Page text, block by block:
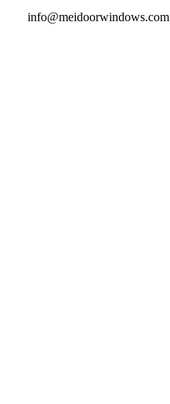
info@meidoorwindows.com